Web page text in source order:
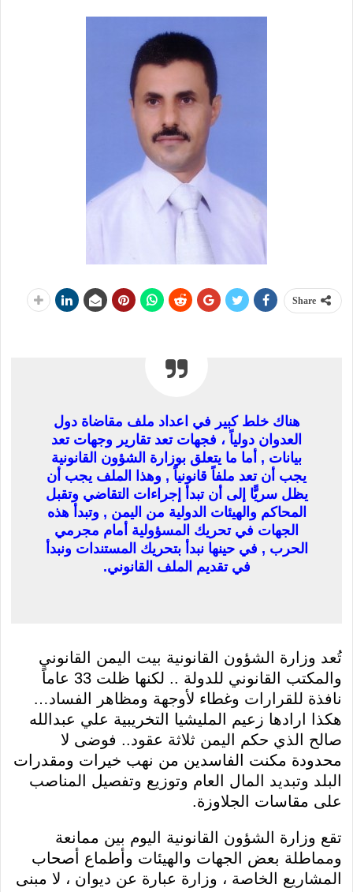
Share
هناك خلط كبير في اعداد ملف مقاضاة دول
العدوان دولياً ، فجهات تعد تقارير وجهات تعد
بيانات , أما ما يتعلق بوزارة الشؤون القانونية
يجب أن تعد ملفاً قانونياً , وهذا الملف يجب أن
يظل سريًّا إلى أن تبدأ إجراءات التقاضي وتقبل
المحاكم والهيئات الدولية من اليمن , وتبدأ هذه
الجهات في تحريك المسؤولية أمام مجرمي
الحرب , في حينها نبدأ بتحريك المستندات ونبدأ
في تقديم الملف القانوني.
تُعد وزارة الشؤون القانونية بيت اليمن القانوني
والمكتب القانوني للدولة .. لكنها ظلت 33 عاماً
نافذة للقرارات وغطاء لأوجهة ومظاهر الفساد…
هكذا ارادها زعيم المليشيا التخريبية علي عبدالله
صالح الذي حكم اليمن ثلاثة عقود.. فوضى لا
محدودة مكنت الفاسدين من نهب خيرات ومقدرات
البلد وتبديد المال العام وتوزيع وتفصيل المناصب
على مقاسات الجلاوزة.
تقع وزارة الشؤون القانونية اليوم بين ممانعة
ومماطلة بعض الجهات والهيئات وأطماع أصحاب
المشاريع الخاصة ، وزارة عبارة عن ديوان ، لا مبنى